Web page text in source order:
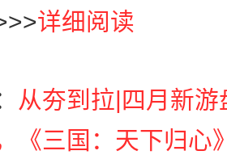
详细阅读
从夯到拉|四月新
《三国：天下归心